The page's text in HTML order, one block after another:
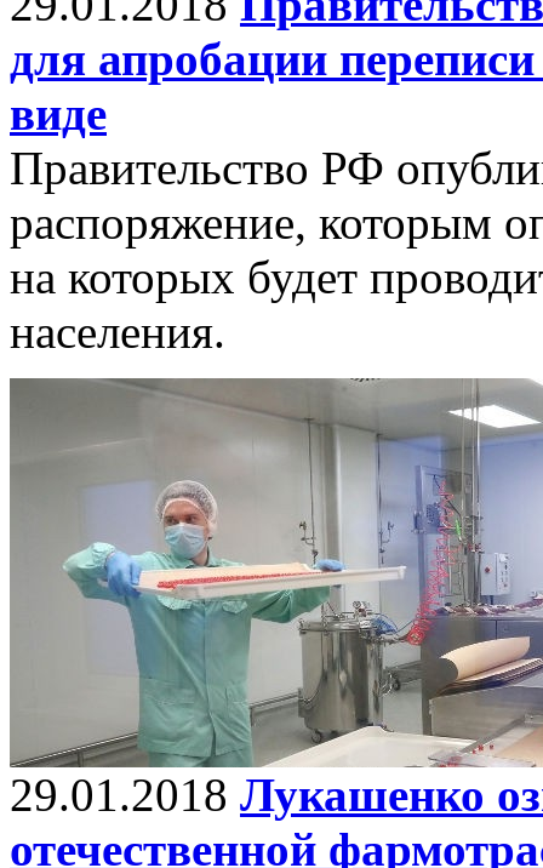
для апробации
виде
Правительство РФ
распоряжение, которым
на которых будет
населения.
29.01.2018 Лукашенко
отечественной